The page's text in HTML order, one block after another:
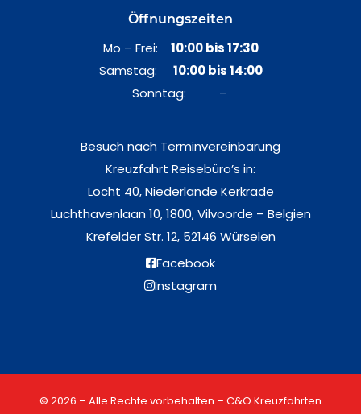
Öffnungszeiten
Mo – Frei: 10:00 bis 17:30
Samstag: 10:00 bis 14:00
Sonntag: –
Besuch nach Terminvereinbarung
Kreuzfahrt Reisebüro’s in:
Locht 40, Niederlande Kerkrade
Luchthavenlaan 10, 1800, Vilvoorde – Belgien
Krefelder Str. 12, 52146 Würselen
Facebook
Instagram
© 2026 – Alle Rechte vorbehalten – C&O Kreuzfahrten